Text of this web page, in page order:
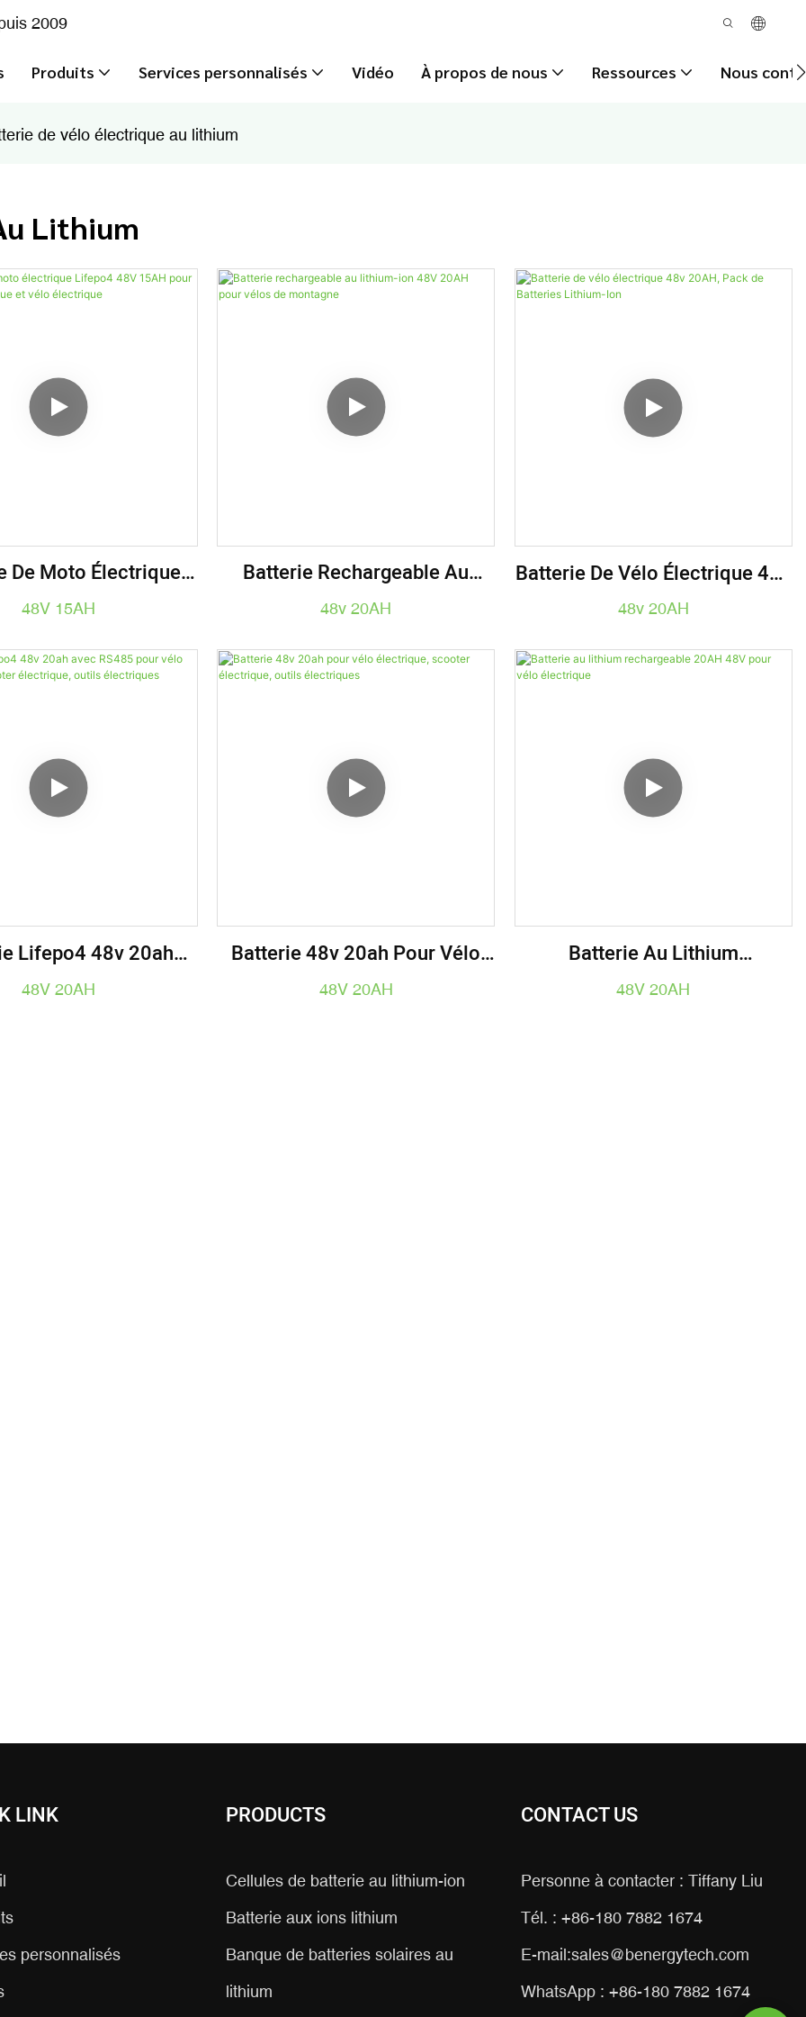
2009
Produits Services personnalisés Vidéo À propos de nous Ressources Nous
de vélo électrique au lithium
Lithium
De Moto Électrique
48V 15AH Pour
Électrique
48V 15AH
Batterie Rechargeable Au
Lithium-Ion 48V 20AH Pour
48v 20AH
Batterie De Vélo Électrique 48v
20AH, Pack De Batteries
48v 20AH
Lifepo4 48v 20ah
RS485 Pour Vélo
48V 20AH
Batterie 48v 20ah Pour Vélo
Électrique, Scooter Électrique,
48V 20AH
Batterie Au Lithium
Rechargeable 20AH 48V Pour
48V 20AH
LINK
personnalisés
PRODUCTS
Cellules de batterie au lithium-ion
Batterie aux ions lithium
Banque de batteries solaires au
lithium
CONTACT US
Personne à contacter : Tiffany Liu
Tél. : +86-180 7882 1674
E-mail:sales@benergytech.com
WhatsApp : +86-180 7882 1674